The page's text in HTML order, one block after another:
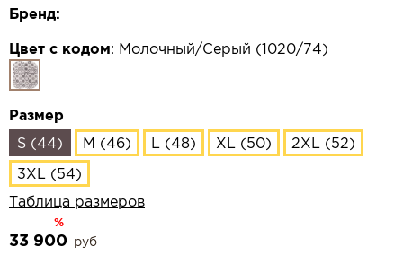
Бренд:
Цвет с кодом: Молочный/Серый (1020/74)
Размер
S (44)
M (46) L (48) XL (50)
2XL (52)
3XL (54)
Таблица размеров
%
33 900 руб